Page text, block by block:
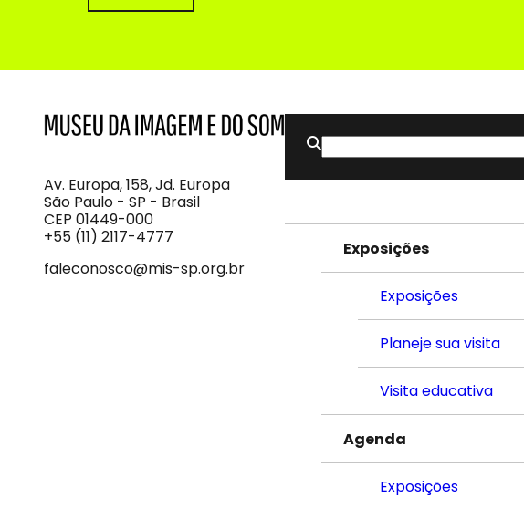
Imagem
e
do
Som
Av. Europa, 158, Jd. Europa
São Paulo - SP - Brasil
CEP 01449-000
+55 (11) 2117-4777
faleconosco@mis-sp.org.br
Buscar
por:
Exposições
Exposições
Planeje sua visita
Visita educativa
Agenda
Exposições